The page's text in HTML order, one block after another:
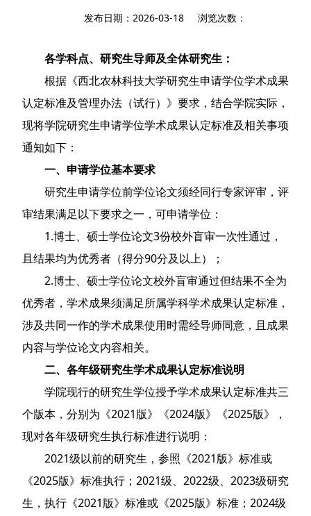
发布日期：2026-03-18 浏览次数：
各学科点、研究生导师及全体研究生：
根据《西北农林科技大学研究生申请学位学术成果
认定标准及管理办法（试行）》要求，结合学院实际，
现将学院研究生申请学位学术成果认定标准及相关事项
通知如下：
一、申请学位基本要求
研究生申请学位前学位论文须经同行专家评审，评
审结果满足以下要求之一，可申请学位：
1.博士、硕士学位论文3份校外盲审一次性通过，
且结果均为优秀者（得分90分及以上）；
2.博士、硕士学位论文校外盲审通过但结果不全为
优秀者，学术成果须满足所属学科学术成果认定标准，
涉及共同一作的学术成果使用时需经导师同意，且成果
内容与学位论文内容相关。
二、各年级研究生学术成果认定标准说明
学院现行的研究生学位授予学术成果认定标准共三
个版本，分别为《2021版》《2024版》《2025版》，
现对各年级研究生执行标准进行说明：
2021级以前的研究生，参照《2021版》标准或
《2025版》标准执行；2021级、2022级、2023级研究
生，执行《2021版》标准或《2025版》标准；2024级